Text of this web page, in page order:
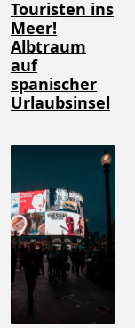
Touristen ins
Meer!
Albtraum
auf
spanischer
Urlaubsinsel